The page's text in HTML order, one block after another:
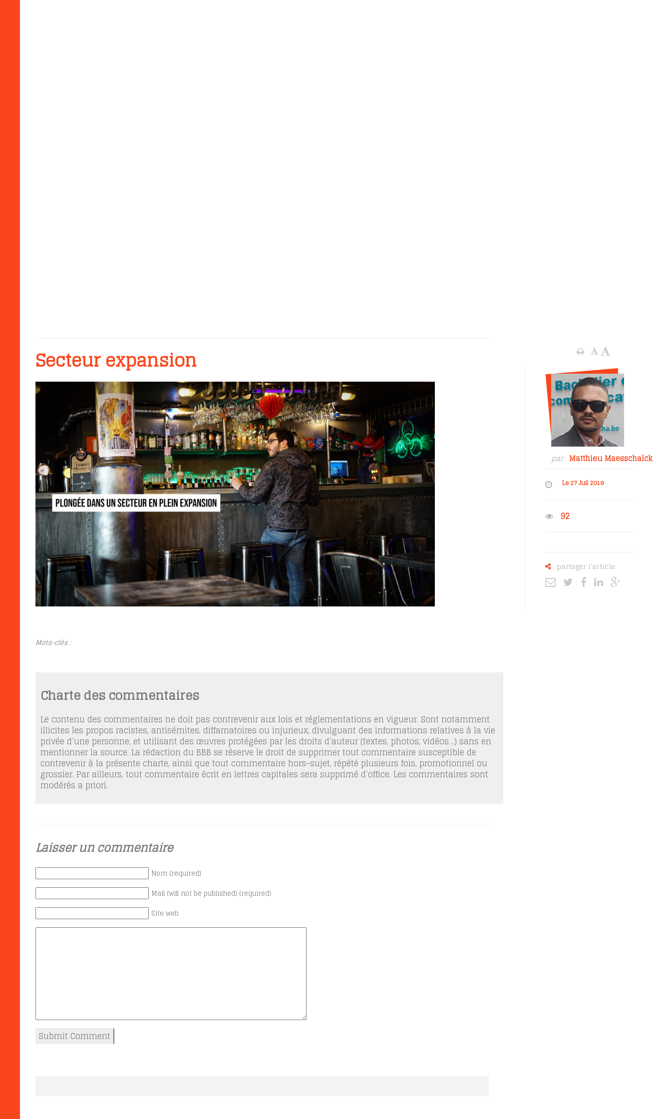
Secteur expansion
Mots-clés :
Charte des commentaires
Le contenu des commentaires ne doit pas contrevenir aux lois et réglementations en vigueur. Sont notamment
illicites les propos racistes, antisémites, diffamatoires ou injurieux, divulguant des informations relatives à la vie
privée d’une personne, et utilisant des œuvres protégées par les droits d’auteur (textes, photos, vidéos…) sans en
mentionner la source. La rédaction du BBB se réserve le droit de supprimer tout commentaire susceptible de
contrevenir à la présente charte, ainsi que tout commentaire hors-sujet, répété plusieurs fois, promotionnel ou
grossier. Par ailleurs, tout commentaire écrit en lettres capitales sera supprimé d’office. Les commentaires sont
modérés a priori.
Laisser un commentaire
Nom (required)
Mail (will not be published) (required)
Site web
par Matthieu Maesschalck
Le 27 Juil 2019
92
partager l'article